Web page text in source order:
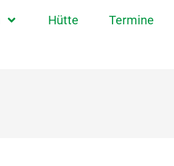
Hütte Termine